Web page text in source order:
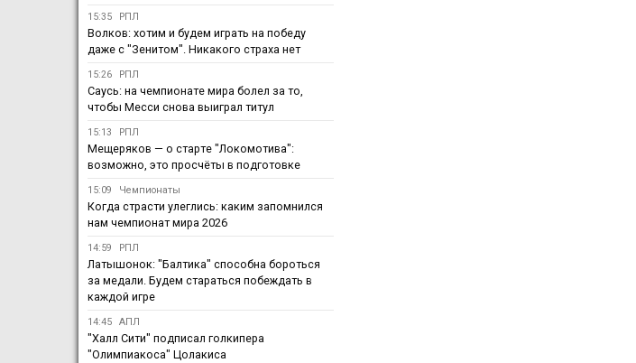
15:35 РПЛ
Волков: хотим и будем играть на победу
даже с "Зенитом". Никакого страха нет
15:26 РПЛ
Саусь: на чемпионате мира болел за то,
чтобы Месси снова выиграл титул
15:13 РПЛ
Мещеряков — о старте "Локомотива":
возможно, это просчёты в подготовке
15:09 Чемпионаты
Когда страсти улеглись: каким запомнился
нам чемпионат мира 2026
14:59 РПЛ
Латышонок: "Балтика" способна бороться
за медали. Будем стараться побеждать в
каждой игре
14:45 АПЛ
"Халл Сити" подписал голкипера
"Олимпиакоса" Цолакиса